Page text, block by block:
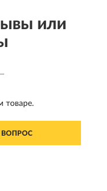
или
товаре.
ВОПРОС